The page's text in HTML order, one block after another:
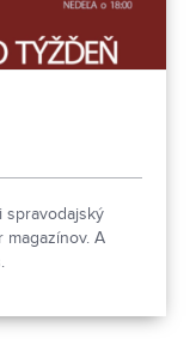
spravodajský
A